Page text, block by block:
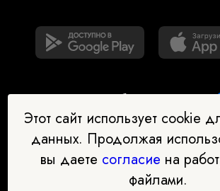
Наш бот-помощник в
Этот сайт использует cookie
данных. Продолжая
вы даете согласие на
файлами.